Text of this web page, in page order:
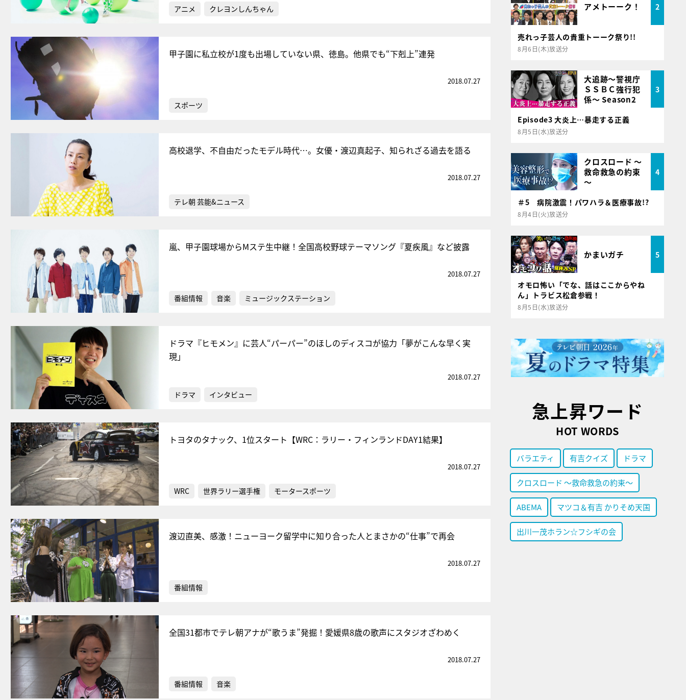
アニメ クレヨンしんちゃん
甲子園に私立校が1度も出場していない県、徳島。他県でも“下剋上”連発
2018.07.27
スポーツ
高校退学、不自由だったモデル時代…。女優・渡辺真起子、知られざる過去を語る
2018.07.27
テレ朝 芸能&ニュース
嵐、甲子園球場からMステ生中継！全国高校野球テーマソング『夏疾風』など披露
2018.07.27
番組情報 音楽 ミュージックステーション
ドラマ『ヒモメン』に芸人“パーパー”のほしのディスコが協力「夢がこんな早く実
現」
2018.07.27
ドラマ インタビュー
トヨタのタナック、1位スタート【WRC：ラリー・フィンランドDAY1結果】
2018.07.27
WRC 世界ラリー選手権 モータースポーツ
渡辺直美、感激！ニューヨーク留学中に知り合った人とまさかの“仕事”で再会
2018.07.27
番組情報
全国31都市でテレ朝アナが“歌うま”発掘！愛媛県8歳の歌声にスタジオざわめく
2018.07.27
番組情報 音楽
アメトーーク！ 2
売れっ子芸人の貴重トーーク祭り!!
8月6日(木)放送分
大追跡～警視庁
ＳＳＢＣ強行犯
係～ Season2
3
Episode3 大炎上…暴走する正義
8月5日(水)放送分
クロスロード ～
救命救急の約束
～
4
＃5 病院激震！パワハラ＆医療事故!?
8月4日(火)放送分
かまいガチ 5
オモロ怖い「でな、話はここからやね
ん」トラビス松倉参戦！
8月5日(水)放送分
急上昇ワード
HOT WORDS
バラエティ 有吉クイズ ドラマ
クロスロード ～救命救急の約束～
ABEMA マツコ＆有吉 かりそめ天国
出川一茂ホラン☆フシギの会